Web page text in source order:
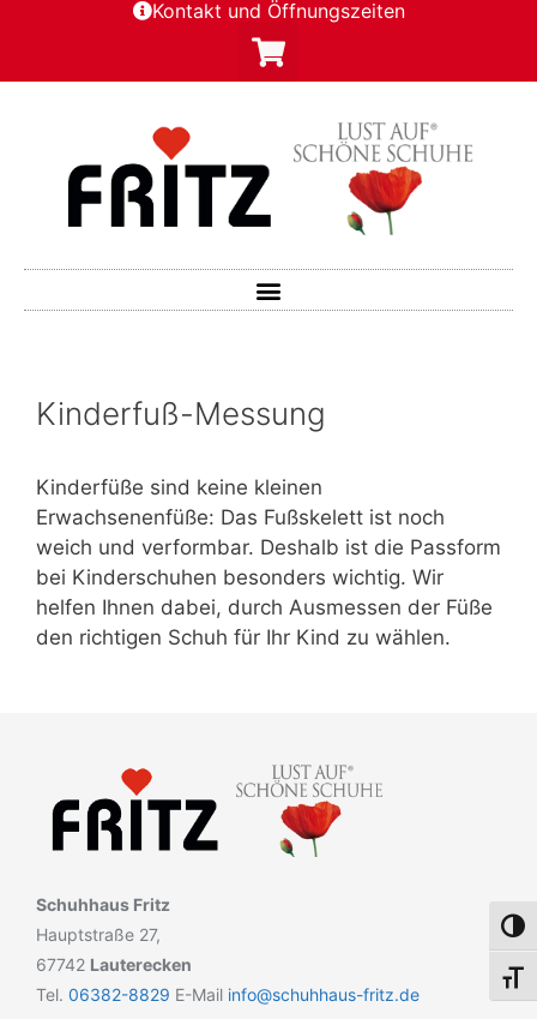
Kontakt und Öffnungszeiten
Kinderfuß-Messung
Kinderfüße sind keine kleinen
Erwachsenenfüße: Das Fußskelett ist noch
weich und verformbar. Deshalb ist die Passform
bei Kinderschuhen besonders wichtig. Wir
helfen Ihnen dabei, durch Ausmessen der Füße
den richtigen Schuh für Ihr Kind zu wählen.
Schuhhaus Fritz
Hauptstraße 27,
67742 Lauterecken
Tel. 06382-8829 E-Mail info@schuhhaus-fritz.de